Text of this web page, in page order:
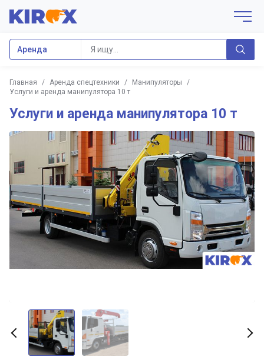
Аренда
Главная / Аренда спецтехники / Манипуляторы
/
Услуги и аренда манипулятора 10 т
Услуги и аренда манипулятора 10 т